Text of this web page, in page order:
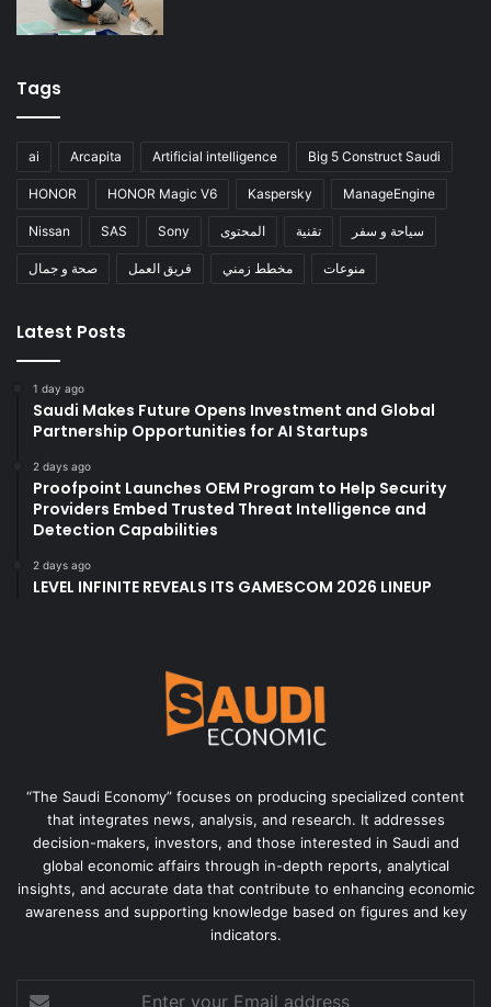
Tags
ai Arcapita Artificial intelligence Big 5 Construct Saudi
HONOR HONOR Magic V6 Kaspersky ManageEngine
Nissan SAS Sony المحتوى تقنية سياحة و سفر
صحة و جمال فريق العمل مخطط زمني منوعات
Latest Posts
1 day ago
Saudi Makes Future Opens Investment and Global
Partnership Opportunities for AI Startups
2 days ago
Proofpoint Launches OEM Program to Help Security
Providers Embed Trusted Threat Intelligence and
Detection Capabilities
2 days ago
LEVEL INFINITE REVEALS ITS GAMESCOM 2026 LINEUP
“The Saudi Economy” focuses on producing specialized content
that integrates news, analysis, and research. It addresses
decision-makers, investors, and those interested in Saudi and
global economic affairs through in-depth reports, analytical
insights, and accurate data that contribute to enhancing economic
awareness and supporting knowledge based on figures and key
indicators.